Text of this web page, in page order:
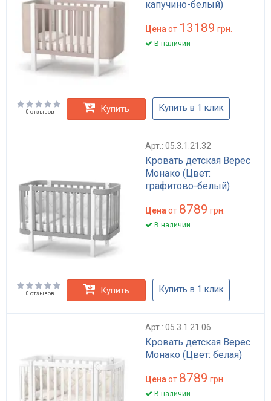
капучино-белый)
Цена от 13189 грн.
В наличии
0 отзывов Купить Купить в 1 клик
Арт.: 05.3.1.21.32
Кровать детская Верес
Монако (Цвет:
графитово-белый)
Цена от 8789 грн.
В наличии
0 отзывов Купить Купить в 1 клик
Арт.: 05.3.1.21.06
Кровать детская Верес
Монако (Цвет: белая)
Цена от 8789 грн.
В наличии